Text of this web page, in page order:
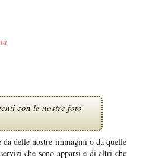
con le nostre foto
delle nostre immagini o da quelle
che sono apparsi e di altri che